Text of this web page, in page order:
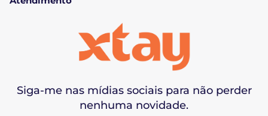
Siga-me nas mídias sociais para não perder
nenhuma novidade.